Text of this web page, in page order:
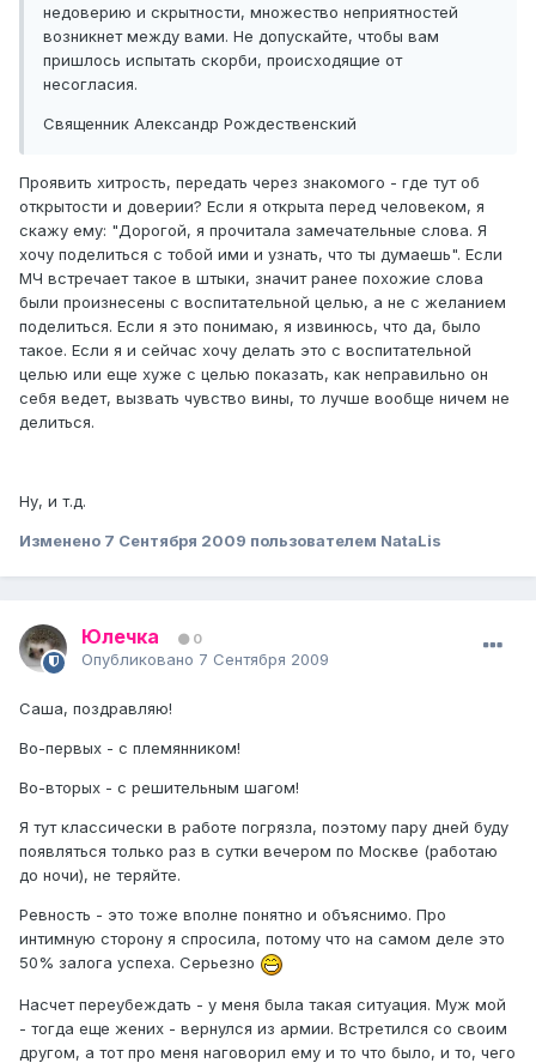
недоверию и скрытности, множество неприятностей
возникнет между вами. Не допускайте, чтобы вам
пришлось испытать скорби, происходящие от
несогласия.
Священник Александр Рождественский
Проявить хитрость, передать через знакомого - где тут об
открытости и доверии? Если я открыта перед человеком, я
скажу ему: "Дорогой, я прочитала замечательные слова. Я
хочу поделиться с тобой ими и узнать, что ты думаешь". Если
МЧ встречает такое в штыки, значит ранее похожие слова
были произнесены с воспитательной целью, а не с желанием
поделиться. Если я это понимаю, я извинюсь, что да, было
такое. Если я и сейчас хочу делать это с воспитательной
целью или еще хуже с целью показать, как неправильно он
себя ведет, вызвать чувство вины, то лучше вообще ничем не
делиться.
Ну, и т.д.
Изменено 7 Сентября 2009 пользователем NataLis
Юлечка 0
Опубликовано 7 Сентября 2009
Саша, поздравляю!
Во-первых - с племянником!
Во-вторых - с решительным шагом!
Я тут классически в работе погрязла, поэтому пару дней буду
появляться только раз в сутки вечером по Москве (работаю
до ночи), не теряйте.
Ревность - это тоже вполне понятно и объяснимо. Про
интимную сторону я спросила, потому что на самом деле это
50% залога успеха. Серьезно
Насчет переубеждать - у меня была такая ситуация. Муж мой
- тогда еще жених - вернулся из армии. Встретился со своим
другом, а тот про меня наговорил ему и то что было, и то, чего